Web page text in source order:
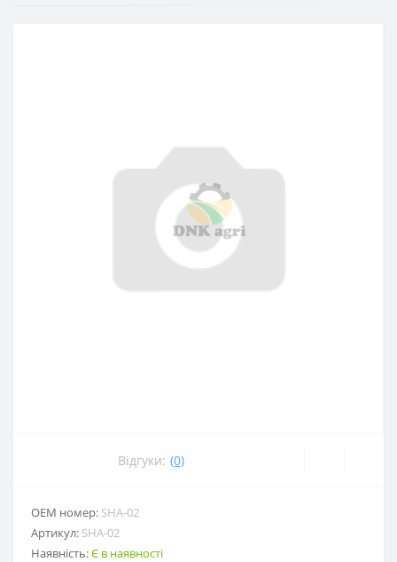
Відгуки: (0)
ОЕМ номер: SHA-02
Артикул: SHA-02
Наявність:Є в наявності